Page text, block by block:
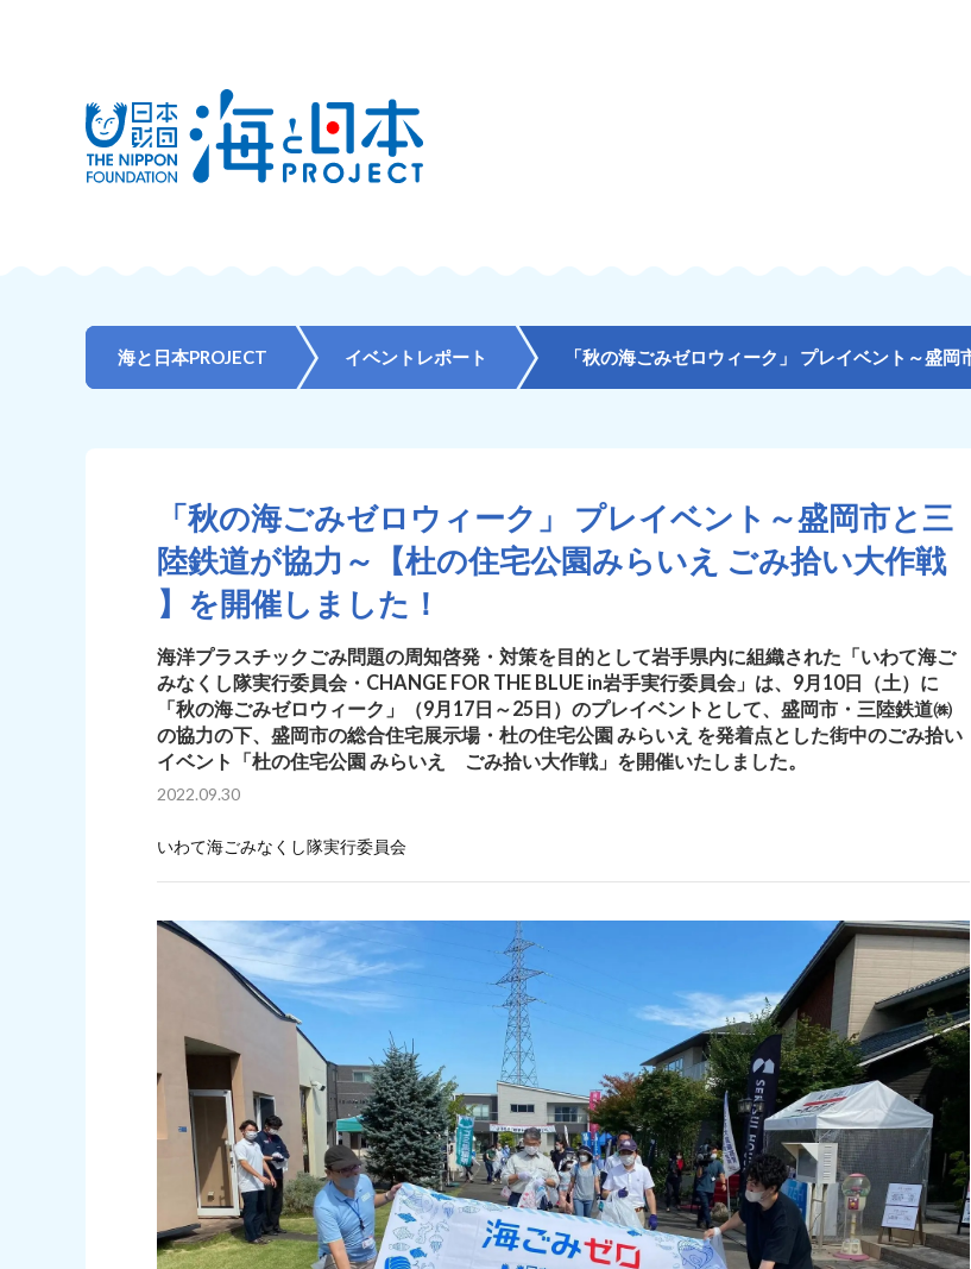
海と日本PROJECT イベントレポート
「秋の海ごみゼロウィーク」 プレイベント～盛岡市と三
陸鉄道が協力～【杜の住宅公園みらいえ ごみ拾い大作戦
】を開催しました！
海洋プラスチックごみ問題の周知啓発・対策を目的として岩手県内に組織された「いわて海ご
みなくし隊実行委員会・CHANGE FOR THE BLUE in岩手実行委員会」は、9月10日（土）に
「秋の海ごみゼロウィーク」（9月17日～25日）のプレイベントとして、盛岡市・三陸鉄道㈱
の協力の下、盛岡市の総合住宅展示場・杜の住宅公園 みらいえ を発着点とした街中のごみ拾い
イベント「杜の住宅公園 みらいえ ごみ拾い大作戦」を開催いたしました。
2022.09.30
いわて海ごみなくし隊実行委員会